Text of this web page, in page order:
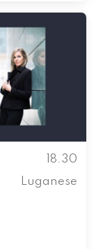
18.30
Luganese